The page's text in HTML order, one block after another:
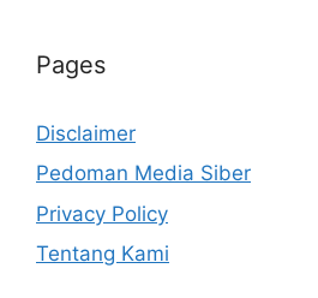
Pages
Disclaimer
Pedoman Media Siber
Privacy Policy
Tentang Kami